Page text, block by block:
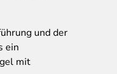
und der
ein
mit